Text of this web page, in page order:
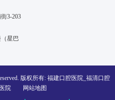
3-203
星巴
版权所有: 福建口腔医院_福清口腔
医院
网站地图